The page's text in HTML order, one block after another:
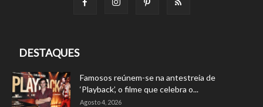
DESTAQUES
Famosos reúnem-se na antestreia de
‘Playback’, o filme que celebra o...
Agosto 4, 2026